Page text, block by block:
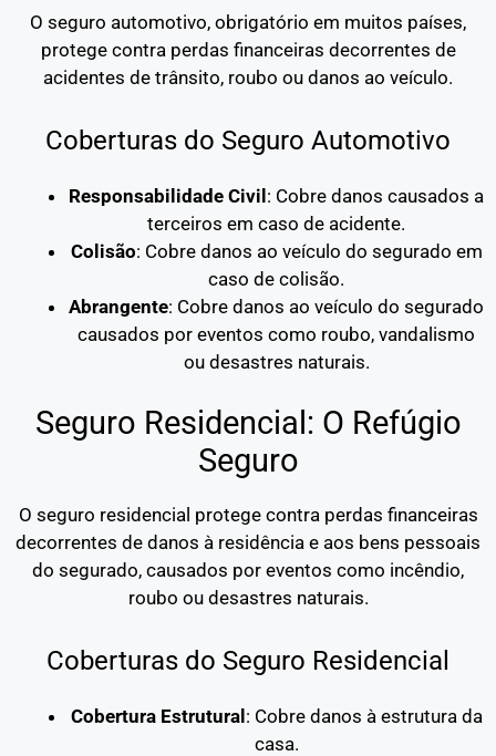
O seguro automotivo, obrigatório em muitos países,
protege contra perdas financeiras decorrentes de
acidentes de trânsito, roubo ou danos ao veículo.
Coberturas do Seguro Automotivo
Responsabilidade Civil: Cobre danos causados a
terceiros em caso de acidente.
Colisão: Cobre danos ao veículo do segurado em
caso de colisão.
Abrangente: Cobre danos ao veículo do segurado
causados por eventos como roubo, vandalismo
ou desastres naturais.
Seguro Residencial: O Refúgio
Seguro
O seguro residencial protege contra perdas financeiras
decorrentes de danos à residência e aos bens pessoais
do segurado, causados por eventos como incêndio,
roubo ou desastres naturais.
Coberturas do Seguro Residencial
Cobertura Estrutural: Cobre danos à estrutura da
casa.